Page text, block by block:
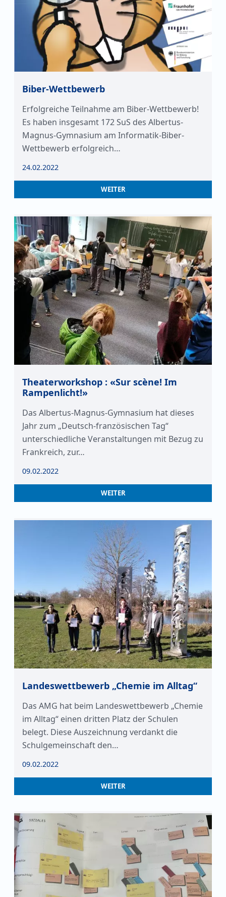
Biber-Wettbewerb
Erfolgreiche Teilnahme am Biber-Wettbewerb!
Es haben insgesamt 172 SuS des Albertus-
Magnus-Gymnasium am Informatik-Biber-
Wettbewerb erfolgreich…
24.02.2022
WEITER
Theaterworkshop : «Sur scène! Im
Rampenlicht!»
Das Albertus-Magnus-Gymnasium hat dieses
Jahr zum „Deutsch-französischen Tag“
unterschiedliche Veranstaltungen mit Bezug zu
Frankreich, zur…
09.02.2022
WEITER
Landeswettbewerb „Chemie im Alltag“
Das AMG hat beim Landeswettbewerb „Chemie
im Alltag“ einen dritten Platz der Schulen
belegt. Diese Auszeichnung verdankt die
Schulgemeinschaft den…
09.02.2022
WEITER